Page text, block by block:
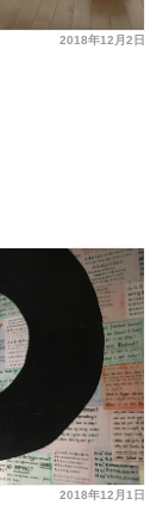
2018年12月2日
2018年12月1日